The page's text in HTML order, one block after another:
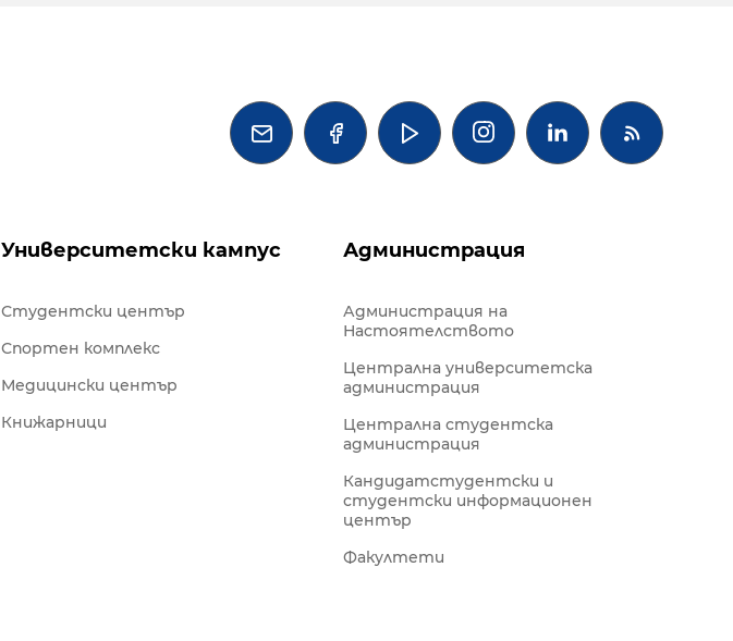
   
Университетски кампус Администрация
Студентски център
Спортен комплекс
Медицински център
Книжарници
Администрация на
Настоятелството
Централна университетска
администрация
Централна студентска
администрация
Кандидатстудентски и
студентски информационен
център
Факултети